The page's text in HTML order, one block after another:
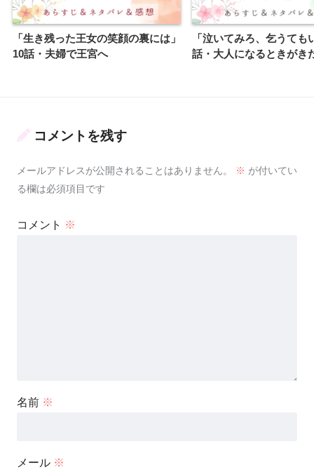
「生き残った王女の笑顔の裏には」
10話・夫婦で王宮へ
「泣いてみろ、乞うても
話・大人になるときがき
コメントを残す
メールアドレスが公開されることはありません。 ※ が付いてい
る欄は必須項目です
コメント ※
名前 ※
メール ※